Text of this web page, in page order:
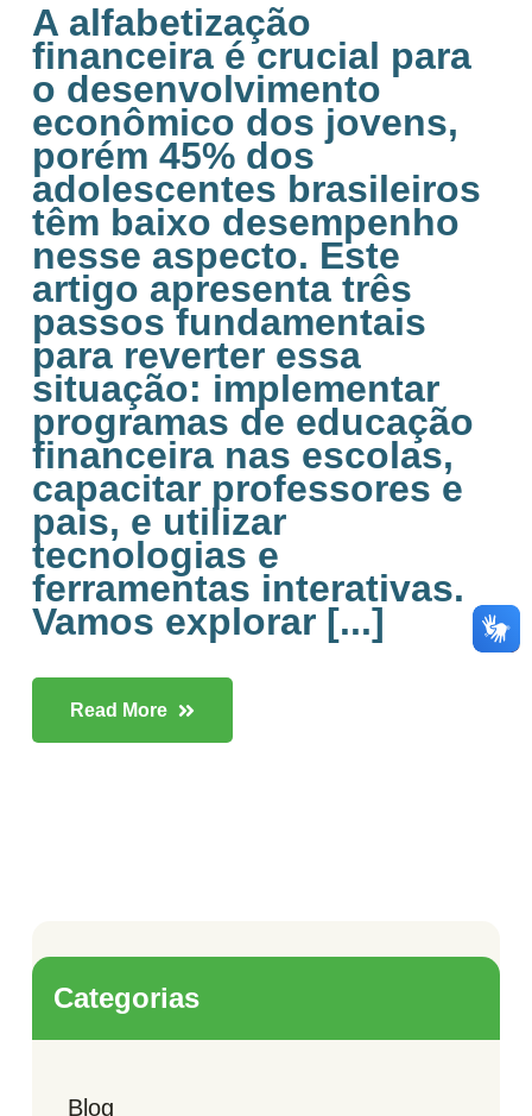
A alfabetização
financeira é crucial para
o desenvolvimento
econômico dos jovens,
porém 45% dos
adolescentes brasileiros
têm baixo desempenho
nesse aspecto. Este
artigo apresenta três
passos fundamentais
para reverter essa
situação: implementar
programas de educação
financeira nas escolas,
capacitar professores e
pais, e utilizar
tecnologias e
ferramentas interativas.
Vamos explorar [...]
Read More
Categorias
Blog